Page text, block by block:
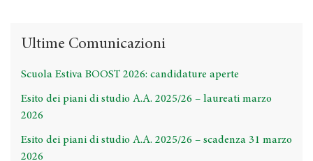
Ultime Comunicazioni
Scuola Estiva BOOST 2026: candidature aperte
Esito dei piani di studio A.A. 2025/26 – laureati marzo
2026
Esito dei piani di studio A.A. 2025/26 – scadenza 31 marzo
2026